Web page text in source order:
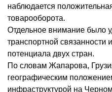
наблюдается
товарооборота.
Отдельное внимание было
транспортной связанности
потенциала двух стран.
По словам Жапарова,
географическим
инфраструктурой на